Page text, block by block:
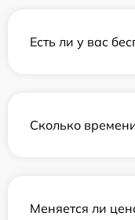
Есть ли у вас
Сколько
Меняется ли